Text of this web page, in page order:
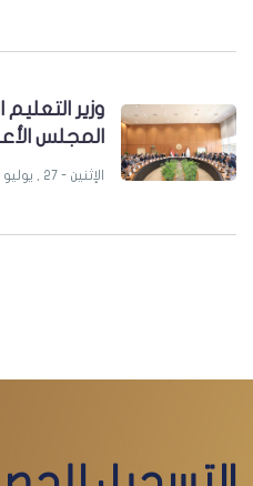
وزير
المجلس
الإثنين - 27 , يوليو , 2026